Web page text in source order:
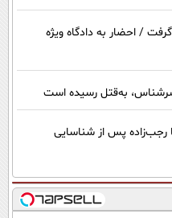
/ احضار به دادگاه ویژه
به‌قتل رسیده است
رجب‌زاده پس از شناسایی